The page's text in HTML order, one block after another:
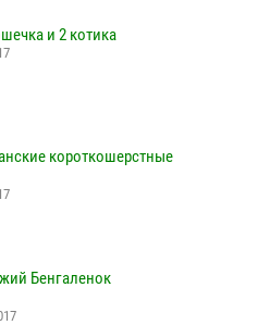
и 2 котика
короткошерстные
Бенгаленок